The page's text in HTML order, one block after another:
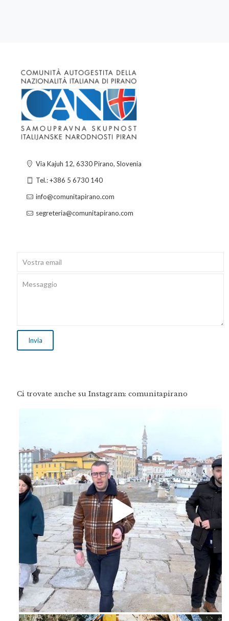
Via Kajuh 12, 6330 Pirano, Slovenia
Tel.: +386 5 6730 140
info@comunitapirano.com
segreteria@comunitapirano.com
Ci trovate anche su Instagram: comunitapirano
Feb 16